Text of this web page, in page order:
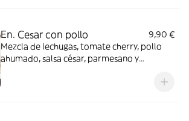
En. Cesar con pollo
9,90 €
Mezcla de lechugas, tomate cherry, pollo
ahumado, salsa césar, parmesano y